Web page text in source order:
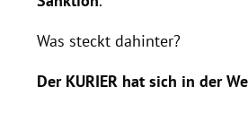
Was steckt dahinter?
Der KURIER hat sich in der